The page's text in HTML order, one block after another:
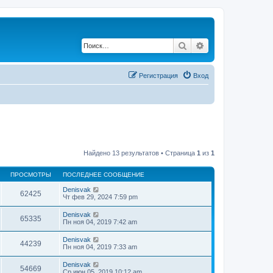
Поиск
Вход
Регистрация
Найдено 13 результатов • Страница 1 из 1
ПРОСМОТРЫ ПОСЛЕДНЕЕ СООБЩЕНИЕ
62425
Denisvak
Чт фев 29, 2024 7:59 pm
65335
Denisvak
Пн ноя 04, 2019 7:42 am
44239
Denisvak
Пн ноя 04, 2019 7:33 am
54669
Denisvak
Ср июн 05, 2019 10:12 am